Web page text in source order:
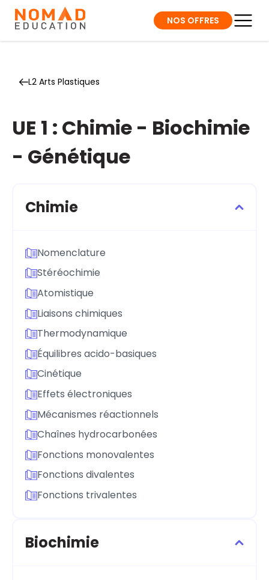
NOS OFFRES
L2 Arts Plastiques
UE 1 : Chimie - Biochimie
- Génétique
Chimie
Nomenclature
Stéréochimie
Atomistique
Liaisons chimiques
Thermodynamique
Équilibres acido-basiques
Cinétique
Effets électroniques
Mécanismes réactionnels
Chaînes hydrocarbonées
Fonctions monovalentes
Fonctions divalentes
Fonctions trivalentes
Biochimie